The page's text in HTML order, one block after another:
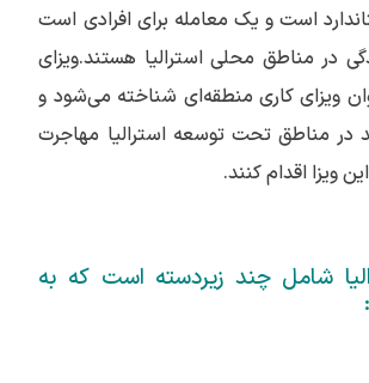
است و یک معامله برای افرادی است
در مناطق محلی استرالیا هستند.ویزای
عنوان ویزای کاری منطقه‌ای شناخته می‌شود و
در مناطق تحت توسعه استرالیا مهاجرت
ویزا اقدام کنند.
۴۹۴ استرالیا شامل چند زیردسته است که به